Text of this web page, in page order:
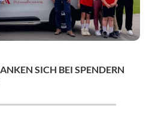
SICH BEI SPENDERN